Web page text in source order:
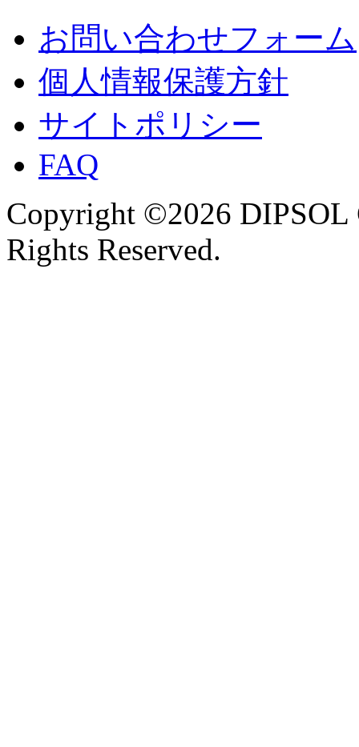
お問い合わせフォーム
個人情報保護方針
サイトポリシー
FAQ
Copyright ©2026
Rights Reserved.